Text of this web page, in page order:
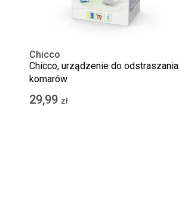
Chicco
Chicco, urządzenie do odstraszania
komarów
29,99 zł